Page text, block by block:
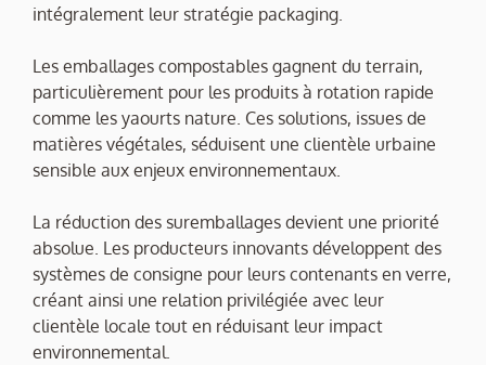
intégralement leur stratégie packaging.
Les emballages compostables gagnent du terrain,
particulièrement pour les produits à rotation rapide
comme les yaourts nature. Ces solutions, issues de
matières végétales, séduisent une clientèle urbaine
sensible aux enjeux environnementaux.
La réduction des suremballages devient une priorité
absolue. Les producteurs innovants développent des
systèmes de consigne pour leurs contenants en verre,
créant ainsi une relation privilégiée avec leur
clientèle locale tout en réduisant leur impact
environnemental.